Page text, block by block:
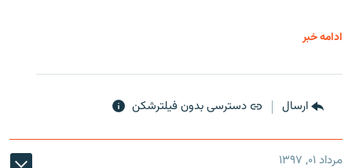
ادامه خبر
ارسال دسترسی بدون فیلترشکن
مرداد ۰۱, ۱۳۹۷